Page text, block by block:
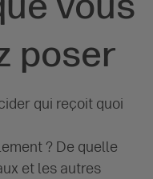
poser
qui reçoit quoi
? De quelle
et les autres